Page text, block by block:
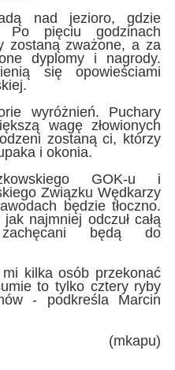
nad jezioro, gdzie
Po pięciu godzinach
zostaną zważone, a za
dyplomy i nagrody.
się opowieściami
wyróżnień. Puchary
wagę złowionych
zostaną ci, którzy
i okonia.
GOK-u i
Związku Wędkarzy
będzie tłoczno.
najmniej odczuł całą
będą do
kilka osób przekonać
to tylko cztery ryby
- podkreśla Marcin
(mkapu)